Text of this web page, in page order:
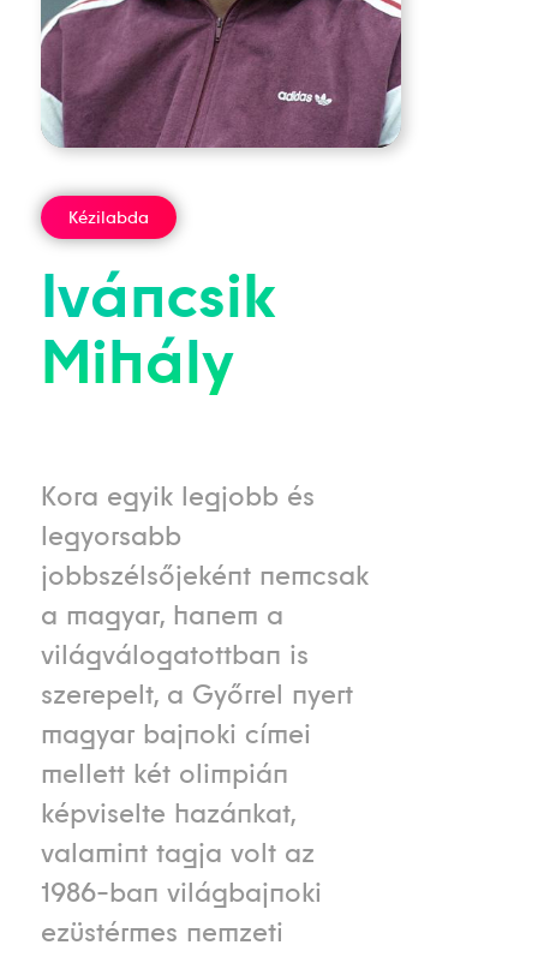
Kézilabda
Iváncsik
Mihály
Kora egyik legjobb és
legyorsabb
jobbszélsőjeként nemcsak
a magyar, hanem a
világválogatottban is
szerepelt, a Győrrel nyert
magyar bajnoki címei
mellett két olimpián
képviselte hazánkat,
valamint tagja volt az
1986-ban világbajnoki
ezüstérmes nemzeti